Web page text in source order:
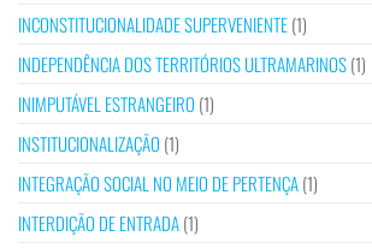
INCONSTITUCIONALIDADE SUPERVENIENTE(1)
INDEPENDÊNCIA DOS TERRITÓRIOS ULTRAMARINOS(1)
INIMPUTÁVEL ESTRANGEIRO (1)
INSTITUCIONALIZAÇÃO (1)
INTEGRAÇÃO SOCIAL NO MEIO DE PERTENÇA(1)
INTERDIÇÃO DE ENTRADA(1)